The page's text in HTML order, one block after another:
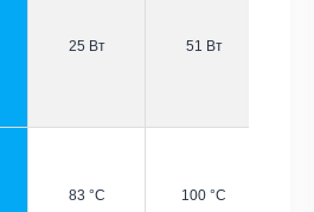
25 Вт 51 Вт
83 °C 100 °C